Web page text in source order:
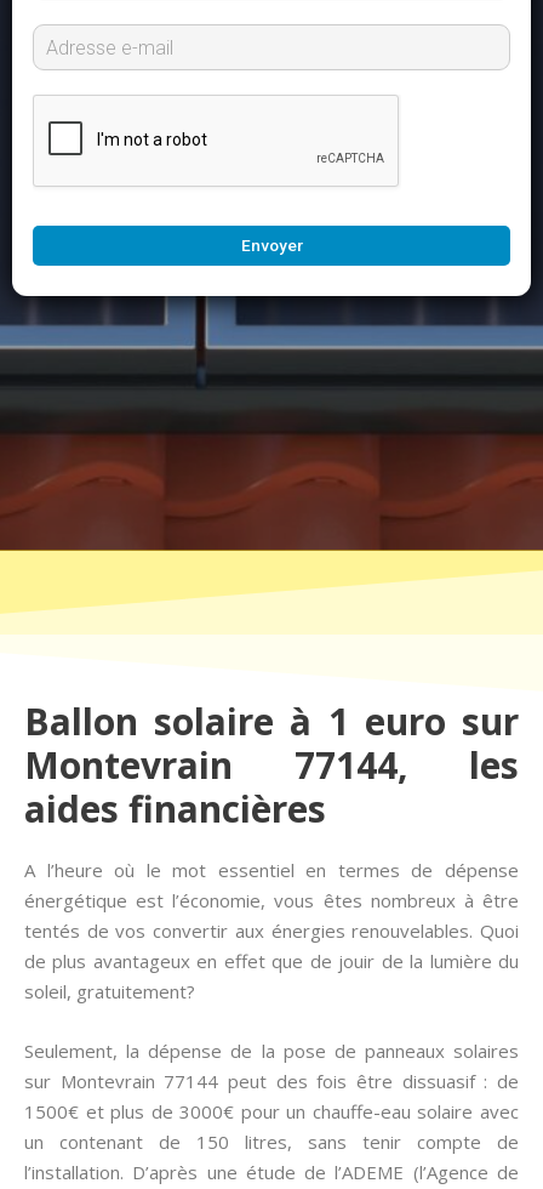
Envoyer
Ballon solaire à 1 euro sur
Montevrain 77144, les
aides financières
A l’heure où le mot essentiel en termes de dépense
énergétique est l’économie, vous êtes nombreux à être
tentés de vos convertir aux énergies renouvelables. Quoi
de plus avantageux en effet que de jouir de la lumière du
soleil, gratuitement?
Seulement, la dépense de la pose de panneaux solaires
sur Montevrain 77144 peut des fois être dissuasif : de
1500€ et plus de 3000€ pour un chauffe-eau solaire avec
un contenant de 150 litres, sans tenir compte de
l’installation. D’après une étude de l’ADEME (l’Agence de